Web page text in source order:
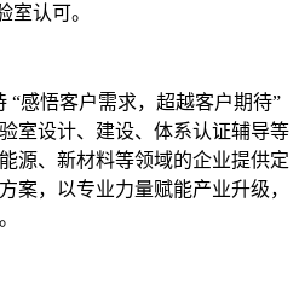
室认可。
“感悟客户需求，超越客户期待”
室设计、建设、体系认证辅导等
源、新材料等领域的企业提供定
案，以专业力量赋能产业升级，